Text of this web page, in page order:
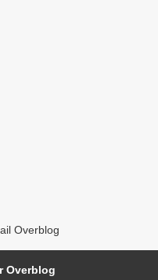
Overblog
Overblog